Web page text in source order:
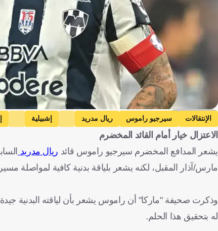
Getty Images
الإنتقالات سيرجيو راموس ريال مدريد إشبيلية
الاعتزال خيار أمام القائد المخضرم
يشعر المدافع المخضرم سيرجيو راموس قائد ريال مدريد
مارس/آذار المقبل، لكنه يشعر بلياقة بدنية كافية لمواصلة
وذكرت صحيفة "ماركا" أن راموس يشعر بأن لياقته البدنية جيدة
له بتحقيق هذا الحلم.